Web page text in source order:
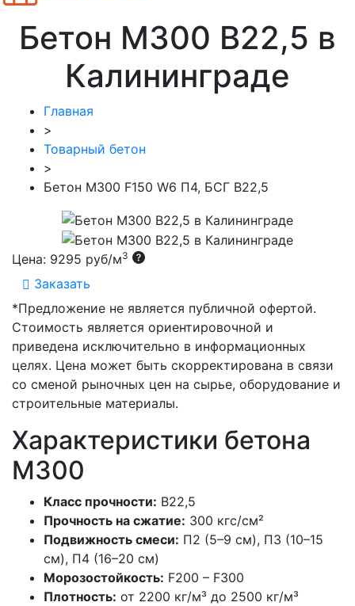
Бетон М300 В22,5 в
Калининграде
Главная
>
Товарный бетон
>
Бетон М300 F150 W6 П4, БСГ В22,5
Цена: 9295 руб/м3
Заказать
*Предложение не является публичной офертой.
Стоимость является ориентировочной и
приведена исключительно в информационных
целях. Цена может быть скорректирована в связи
со сменой рыночных цен на сырье, оборудование и
строительные материалы.
Характеристики бетона
М300
Класс прочности: В22,5
Прочность на сжатие: 300 кгс/см²
Подвижность смеси: П2 (5–9 см), П3 (10–15
см), П4 (16–20 см)
Морозостойкость: F200 – F300
Плотность: от 2200 кг/м³ до 2500 кг/м³